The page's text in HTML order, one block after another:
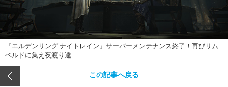
『エルデンリング ナイトレイン』サーバーメンテナンス終了！再びリム
ベルドに集え夜渡り達
この記事へ戻る